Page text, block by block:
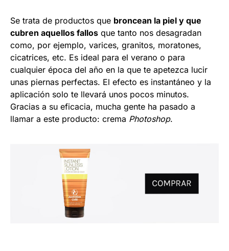
Se trata de productos que broncean la piel y que
cubren aquellos fallos que tanto nos desagradan
como, por ejemplo, varices, granitos, moratones,
cicatrices, etc. Es ideal para el verano o para
cualquier época del año en la que te apetezca lucir
unas piernas perfectas. El efecto es instantáneo y la
aplicación solo te llevará unos pocos minutos.
Gracias a su eficacia, mucha gente ha pasado a
llamar a este producto: crema Photoshop.